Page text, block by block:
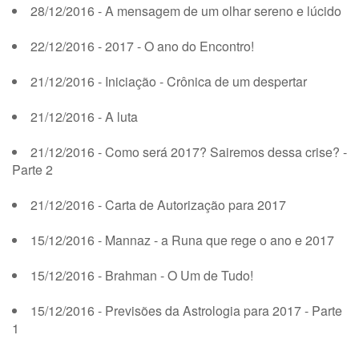
28/12/2016 - A mensagem de um olhar sereno e lúcido
22/12/2016 - 2017 - O ano do Encontro!
21/12/2016 - Iniciação - Crônica de um despertar
21/12/2016 - A luta
21/12/2016 - Como será 2017? Sairemos dessa crise? -
Parte 2
21/12/2016 - Carta de Autorização para 2017
15/12/2016 - Mannaz - a Runa que rege o ano e 2017
15/12/2016 - Brahman - O Um de Tudo!
15/12/2016 - Previsões da Astrologia para 2017 - Parte
1